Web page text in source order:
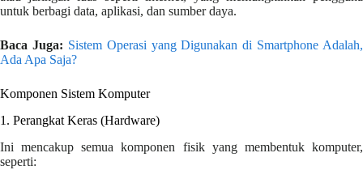
untuk berbagi data, aplikasi, dan sumber daya.
Baca Juga: Sistem Operasi yang Digunakan di Smartphone Adalah,
Ada Apa Saja?
Komponen Sistem Komputer
1. Perangkat Keras (Hardware)
Ini mencakup semua komponen fisik yang membentuk komputer,
seperti: